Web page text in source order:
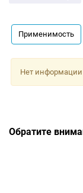
Применимость
Нет
Обратите